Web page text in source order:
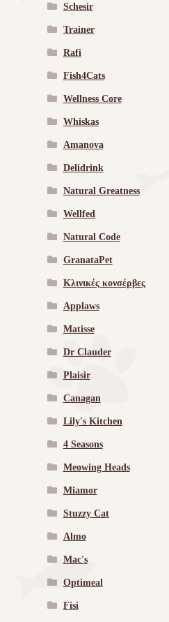
Schesir
Trainer
Rafi
Fish4Cats
Wellness Core
Whiskas
Amanova
Delidrink
Natural Greatness
Wellfed
Natural Code
GranataPet
Κλινικές κονσέρβες
Applaws
Matisse
Dr Clauder
Plaisir
Canagan
Lily's Kitchen
4 Seasons
Meowing Heads
Miamor
Stuzzy Cat
Almo
Mac's
Optimeal
Fisi